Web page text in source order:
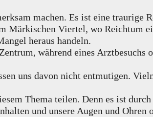
machen. Es ist eine traurige
Märkischen Viertel, wo Reichtum
heraus handeln.
während eines Arztbesuchs
uns davon nicht entmutigen.
Thema teilen. Denn es ist
und unsere Augen und